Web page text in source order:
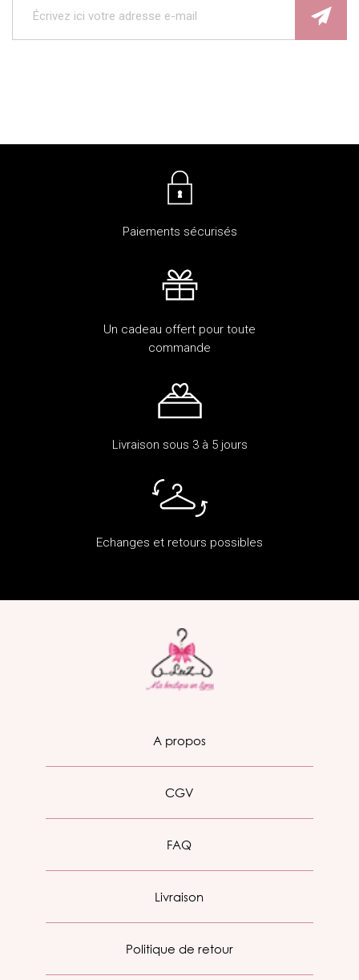
Paiements sécurisés
Un cadeau offert pour toute
commande
Livraison sous 3 à 5 jours
Echanges et retours possibles
A propos
CGV
FAQ
Livraison
Politique de retour